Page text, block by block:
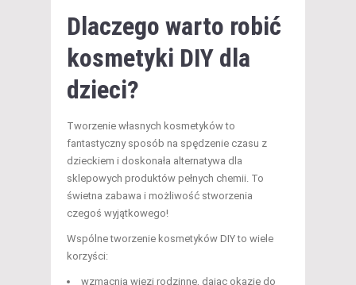
Dlaczego warto robić
kosmetyki DIY dla
dzieci?
Tworzenie własnych kosmetyków to
fantastyczny sposób na spędzenie czasu z
dzieckiem i doskonała alternatywa dla
sklepowych produktów pełnych chemii. To
świetna zabawa i możliwość stworzenia
czegoś wyjątkowego!
Wspólne tworzenie kosmetyków DIY to wiele
korzyści:
wzmacnia więzi rodzinne, dając okazję do